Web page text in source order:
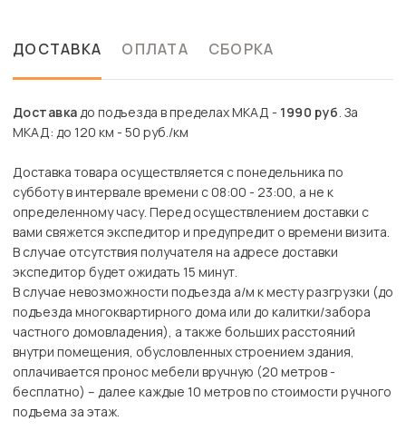
ДОСТАВКА ОПЛАТА СБОРКА
Доставкадо подъезда в пределах МКАД - 1990 руб. За
МКАД: до 120 км - 50 руб./км
Доставка товара осуществляется с понедельника по
субботу в интервале времени с 08:00 - 23:00, а не к
определенному часу. Перед осуществлением доставки с
вами свяжется экспедитор и предупредит о времени визита.
В случае отсутствия получателя на адресе доставки
экспедитор будет ожидать 15 минут.
В случае невозможности подъезда а/м к месту разгрузки (до
подъезда многоквартирного дома или до калитки/забора
частного домовладения), а также больших расстояний
внутри помещения, обусловленных строением здания,
оплачивается пронос мебели вручную (20 метров -
бесплатно) – далее каждые 10 метров по стоимости ручного
подъема за этаж.